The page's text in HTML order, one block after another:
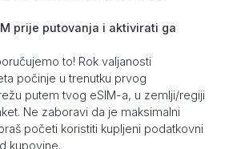
prije putovanja i aktivirati ga
to! Rok valjanosti
počinje u trenutku prvog
putem tvog eSIM-a, u zemlji/regiji
Ne zaboravi da je maksimalni
početi koristiti kupljeni podatkovni
kupovine.